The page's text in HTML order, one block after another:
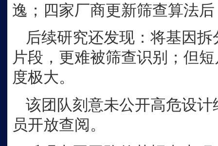
逸；四家厂商更新筛查算法
后续研究还发现：将基因拆
片段，更难被筛查识别；但
度极大。
该团队刻意未公开高危设
员开放查阅。